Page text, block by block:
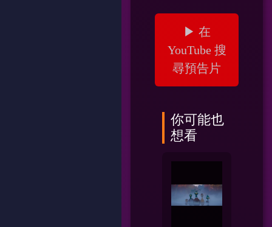
▶ 在
YouTube 搜
尋預告片
你可能也
想看